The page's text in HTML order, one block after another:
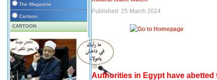
The Magazine
Cartoon
CARTOON
Published: 25 March 2024
Authorities in Egypt have